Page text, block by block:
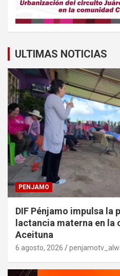
ULTIMAS NOTICIAS
PENJAMO
DIF Pénjamo impulsa la
lactancia materna en la
Aceituna
6 agosto, 2026